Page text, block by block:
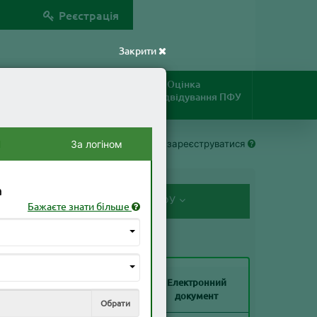
Закрити
За логіном
Бажаєте знати більше
Обрати
Реєстрація
Оцінка
відвідування ПФУ
Як зареєструватися
Документи, надані мною до ПФУ
на
Образ документу
Електронний
документ